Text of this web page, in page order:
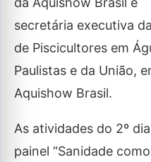
secretária executiva
de Piscicultores em
Paulistas e da União,
Aquishow Brasil.
As atividades do 2º
painel “Sanidade